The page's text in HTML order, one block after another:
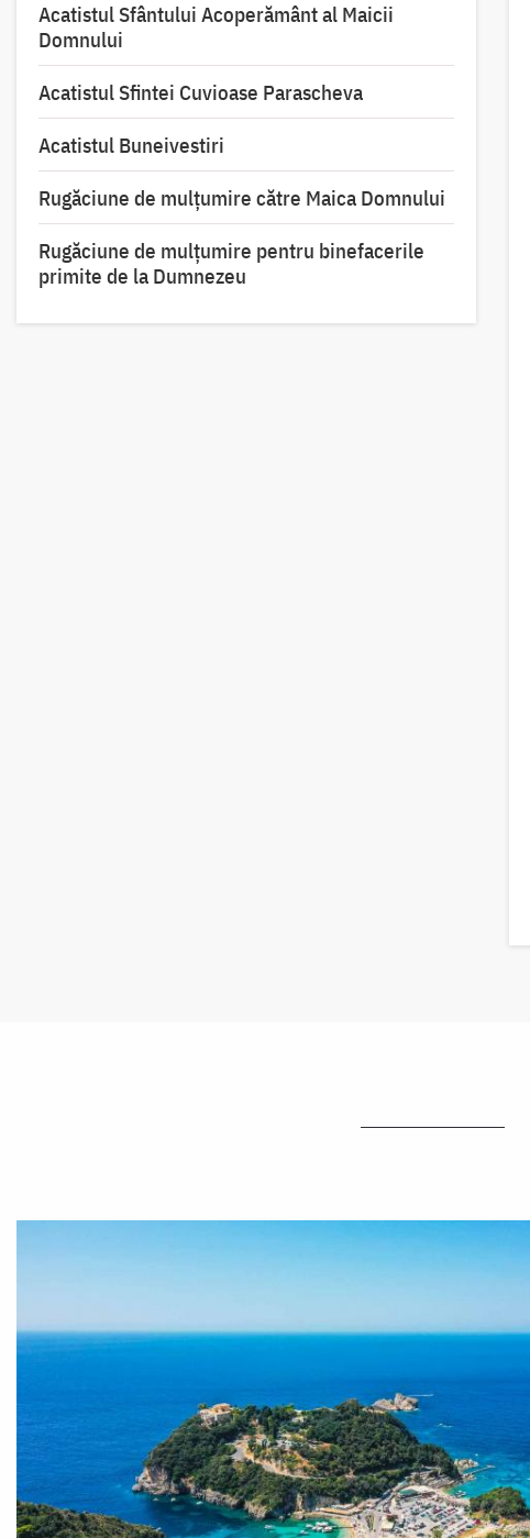
Acatistul Sfântului Acoperământ al Maicii
Domnului
Acatistul Sfintei Cuvioase Parascheva
Acatistul Buneivestiri
Rugăciune de mulţumire către Maica Domnului
Rugăciune de mulțumire pentru binefacerile
primite de la Dumnezeu